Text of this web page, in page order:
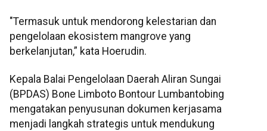
"Termasuk untuk mendorong kelestarian dan
pengelolaan ekosistem mangrove yang
berkelanjutan,” kata Hoerudin.
Kepala Balai Pengelolaan Daerah Aliran Sungai
(BPDAS) Bone Limboto Bontour Lumbantobing
mengatakan penyusunan dokumen kerjasama
menjadi langkah strategis untuk mendukung